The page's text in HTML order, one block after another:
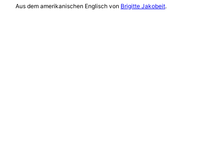
Aus dem amerikanischen Englisch von Brigitte Jakobeit.